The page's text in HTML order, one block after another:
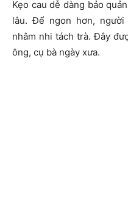
Kẹo cau dễ dàng bảo
lâu. Để ngon hơn,
nhâm nhi tách trà. Đây
ông, cụ bà ngày xưa.